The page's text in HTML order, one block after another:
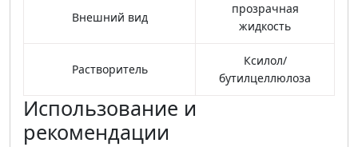
Внешний вид
прозрачная
жидкость
Растворитель
Ксилол/
бутилцеллюлоза
Использование и
рекомендации